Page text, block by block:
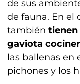
de sus
de fauna. En el
también tienen
gaviota
las ballenas en
pichones y los